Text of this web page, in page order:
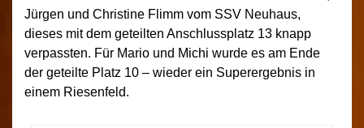
Jürgen und Christine Flimm vom SSV Neuhaus,
dieses mit dem geteilten Anschlussplatz 13 knapp
verpassten. Für Mario und Michi wurde es am Ende
der geteilte Platz 10 – wieder ein Superergebnis in
einem Riesenfeld.